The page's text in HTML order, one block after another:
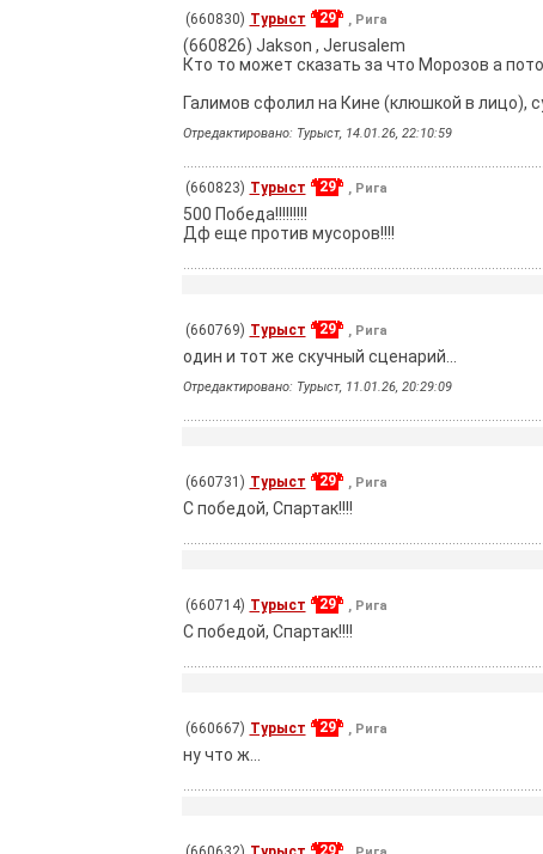
(660830) Турыст 29 , Рига
(660826) Jakson , Jerusalem
Кто то может сказать за что Морозов а
Галимов сфолил на Кине (клюшкой в лицо),
Отредактировано: Турыст, 14.01.26, 22:10:59
(660823) Турыст 29 , Рига
500 Победа!!!!!!!!!
Дф еще против мусоров!!!!
(660769) Турыст 29 , Рига
один и тот же скучный сценарий...
Отредактировано: Турыст, 11.01.26, 20:29:09
(660731) Турыст 29 , Рига
С победой, Спартак!!!!
(660714) Турыст 29 , Рига
С победой, Спартак!!!!
(660667) Турыст 29 , Рига
ну что ж...
29